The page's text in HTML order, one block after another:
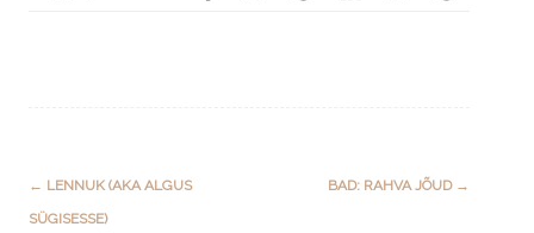
Post
navigation
← LENNUK (AKA ALGUS
SÜGISESSE)
BAD: RAHVA JÕUD →